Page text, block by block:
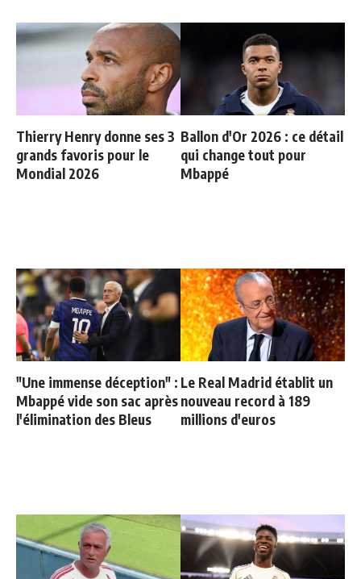
Thierry Henry donne ses 3
grands favoris pour le
Mondial 2026
Ballon d'Or 2026 : ce détail
qui change tout pour
Mbappé
"Une immense déception" :
Mbappé vide son sac après
l'élimination des Bleus
Le Real Madrid établit un
nouveau record à 189
millions d'euros